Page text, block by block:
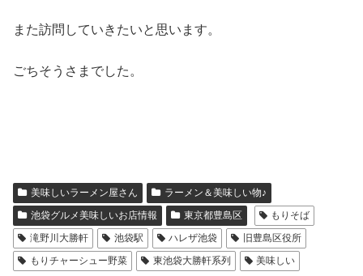
また訪問していきたいと思います。
ごちそうさまでした。
美味しいラーメン屋さん
ラーメン＆美味しい物♪
池袋グルメ美味しいお店情報
東京都豊島区
もりそば
滝野川大勝軒
池袋駅 ハレザ池袋
旧豊島区役所
もりチャーシュー野菜
東池袋大勝軒系列 美味しい